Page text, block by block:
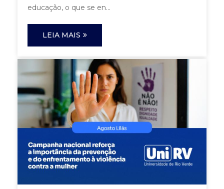
educação, o que se en...
LEIA MAIS